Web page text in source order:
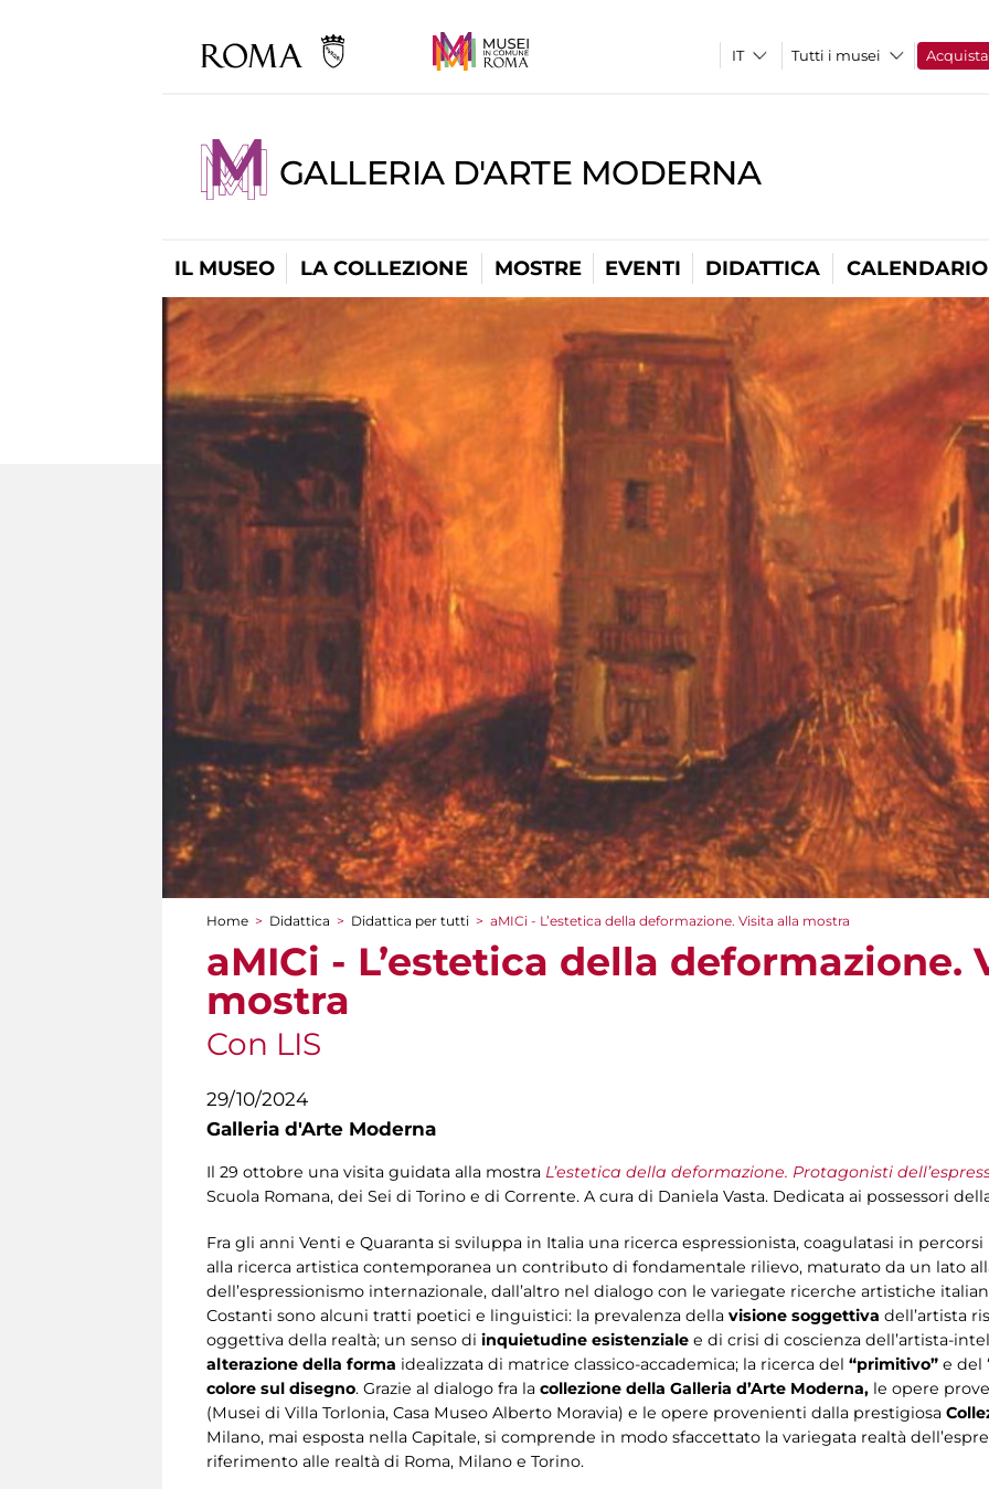
Tutti i musei Acquista
GALLERIA D'ARTE MODERNA
IL MUSEO LA COLLEZIONE MOSTRE EVENTI DIDATTICA CALENDARIO
Tu sei qui
Home > Didattica > Didattica per tutti > aMICi - L’estetica della deformazione. Visita alla mostra
aMICi - L’estetica della deformazione.
mostra
Con LIS
29/10/2024
Galleria d'Arte Moderna
Il 29 ottobre una visita guidata alla mostra L’estetica della deformazione. Protagonisti
Scuola Romana, dei Sei di Torino e di Corrente. A cura di Daniela Vasta. Dedicata ai possessori
Fra gli anni Venti e Quaranta si sviluppa in Italia una ricerca espressionista, coagulatasi in
alla ricerca artistica contemporanea un contributo di fondamentale rilievo, maturato da un lato
dell’espressionismo internazionale, dall’altro nel dialogo con le variegate ricerche artistiche
Costanti sono alcuni tratti poetici e linguistici: la prevalenza della visione soggettiva dell’artista
oggettiva della realtà; un senso di inquietudine esistenziale e di crisi di coscienza dell’artista-
alterazione della forma idealizzata di matrice classico-accademica; la ricerca del “primitivo” e del
colore sul disegno. Grazie al dialogo fra la collezione della Galleria d’Arte Moderna, le opere
(Musei di Villa Torlonia, Casa Museo Alberto Moravia) e le opere provenienti dalla prestigiosa
Milano, mai esposta nella Capitale, si comprende in modo sfaccettato la variegata realtà
riferimento alle realtà di Roma, Milano e Torino.